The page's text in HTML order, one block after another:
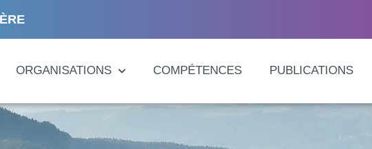
ORGANISATIONS COMPÉTENCES PUBLICATIONS